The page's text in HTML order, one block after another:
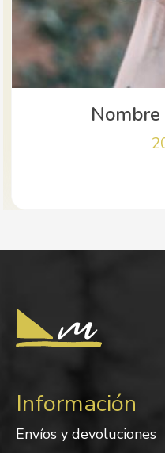
Información
Envíos y devoluciones